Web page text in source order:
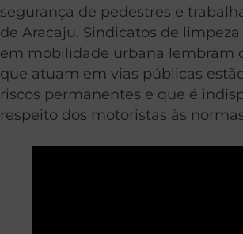
segurança de pedestres e
de Aracaju. Sindicatos de
em mobilidade urbana lembram
que atuam em vias públicas
riscos permanentes e que é
respeito dos motoristas às